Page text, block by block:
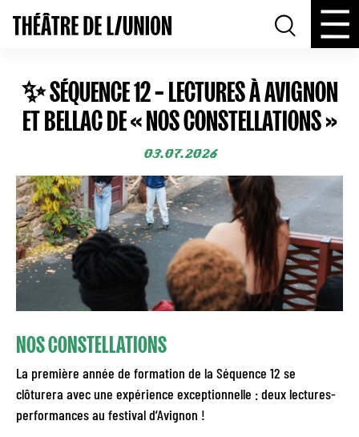
✨ SÉQUENCE 12 – LECTURES À AVIGNON
ET BELLAC DE « NOS CONSTELLATIONS »
03.07.2026
NOS CONSTELLATIONS
La première année de formation de la Séquence 12 se
clôturera avec une expérience exceptionnelle : deux lectures-
performances au festival d’Avignon !